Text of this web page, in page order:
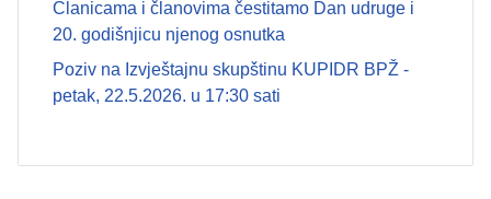
Članicama i članovima čestitamo Dan udruge i
20. godišnjicu njenog osnutka
Poziv na Izvještajnu skupštinu KUPIDR BPŽ -
petak, 22.5.2026. u 17:30 sati